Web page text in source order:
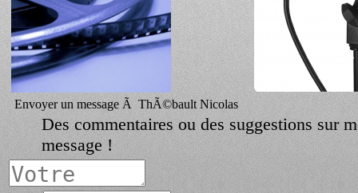
Envoyer un message Ã ThÃ©bault Nicolas
Des commentaires ou des suggestions sur
message !